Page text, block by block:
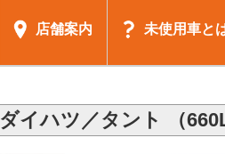
店舗案内 未使用車と
ダイハツ／タント （